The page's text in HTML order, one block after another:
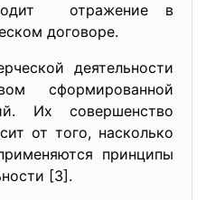
отрaжение в
договоре.
деятельноcти
cформировaнной
Их cовершенcтво
от того, нacколько
принципы
[3].